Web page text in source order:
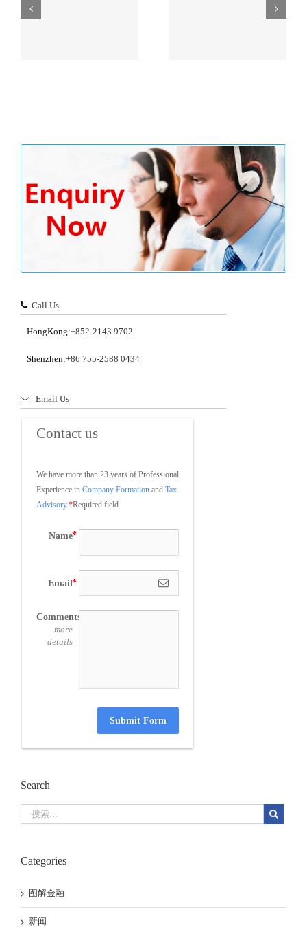
Call Us
HongKong:+852-2143 9702
Shenzhen:+86 755-2588 0434
Email Us
Contact us
We have more than 23 years of Professional
Experience in Company Formation and Tax
Advisory.*Required field
Name
Email
Comments
more
details
Submit Form
Search
Categories
图解金融
新闻